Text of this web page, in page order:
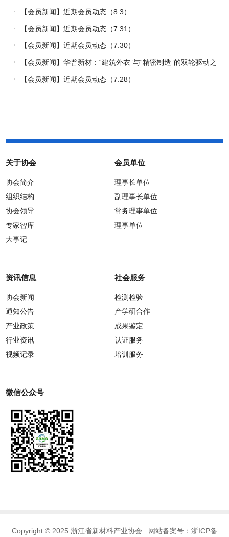
量
【会员新闻】近期会员动态（8.3）
【会员新闻】近期会员动态（7.31）
【会员新闻】近期会员动态（7.30）
【会员新闻】华普新材：“建筑外衣”与“精密制造”的双轮驱动之
路
【会员新闻】近期会员动态（7.28）
关于协会
协会简介
组织结构
协会领导
专家智库
大事记
会员单位
理事长单位
副理事长单位
常务理事单位
理事单位
资讯信息
协会新闻
通知公告
产业政策
行业资讯
视频记录
社会服务
检测检验
产学研合作
成果鉴定
认证服务
培训服务
微信公众号
Copyright © 2025 浙江省新材料产业协会 网站备案号： 浙ICP备